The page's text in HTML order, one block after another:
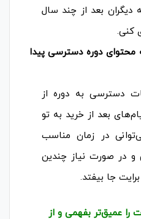
بعد از چند سال
کنی.
محتوای دوره دسترسی پیدا
دسترسی به دوره از
بعد از خرید به تو
در زمان مناسب
و در صورت نیاز چندین
جا بیفتد.
عمیق‌تر بفهمی و از